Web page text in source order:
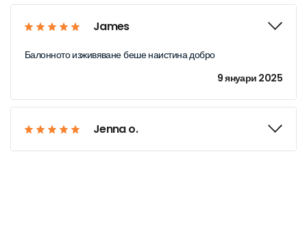
James
Балонното изживяване беше наистина добро
9 януари 2025
Jenna o.